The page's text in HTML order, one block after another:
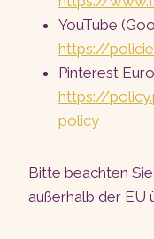
YouTube
https://
Pinterest
https://
policy
Bitte beachten
außerhalb der EU